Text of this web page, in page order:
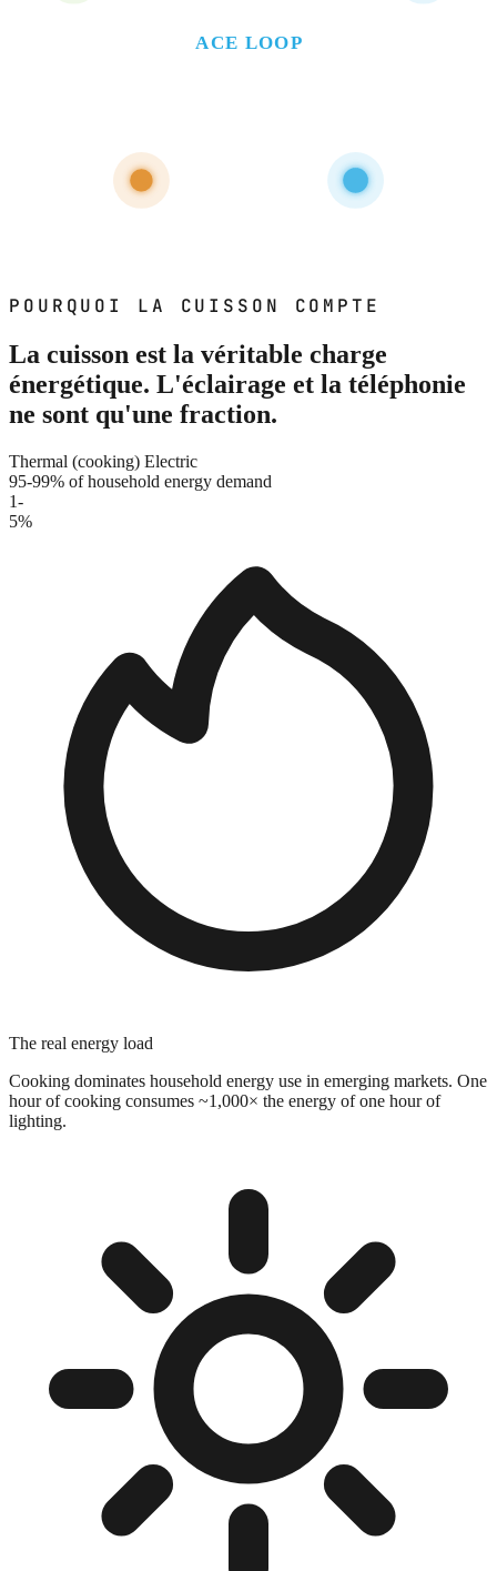
ACE LOOP
POURQUOI LA CUISSON COMPTE
La cuisson est la véritable charge
énergétique. L'éclairage et la téléphonie
ne sont qu'une fraction.
Thermal (cooking) Electric
95-99% of household energy demand
1-
5%
The real energy load
Cooking dominates household energy use in emerging markets. One
hour of cooking consumes ~1,000× the energy of one hour of
lighting.